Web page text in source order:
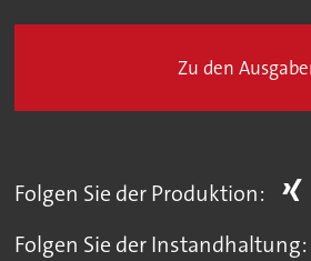
Zu den
Folgen Sie der Produktion:
Folgen Sie der Instandhaltung: